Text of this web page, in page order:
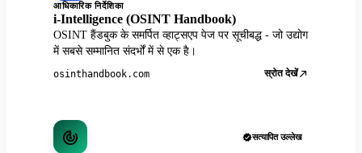
आधिकारिक निर्देशिका
i-Intelligence (OSINT Handbook)
OSINT हैंडबुक के समर्पित व्हाट्सएप पेज पर सूचीबद्ध - जो उद्योग
में सबसे सम्मानित संदर्भों में से एक है।
osinthandbook.com स्रोत देखें
सत्यापित उल्लेख